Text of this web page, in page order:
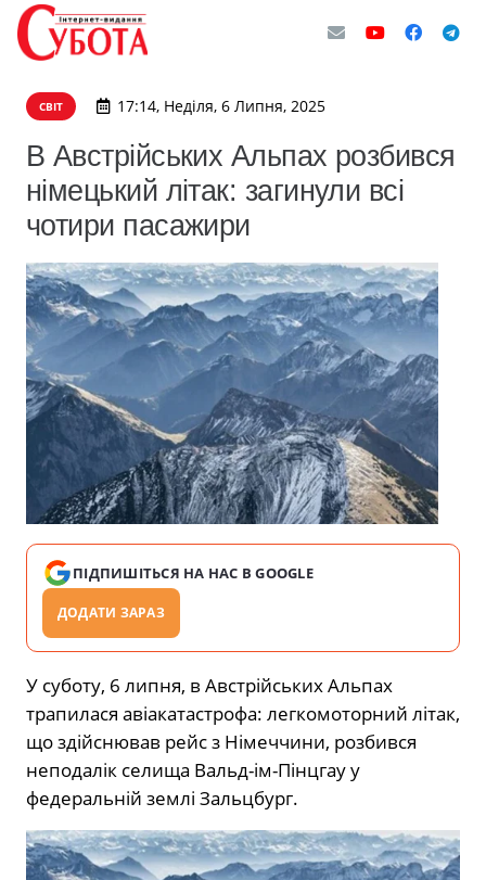
СВІТ 17:14, Неділя, 6 Липня, 2025
В Австрійських Альпах розбився
німецький літак: загинули всі
чотири пасажири
ПІДПИШІТЬСЯ НА НАС В GOOGLE
ДОДАТИ ЗАРАЗ
У суботу, 6 липня, в Австрійських Альпах
трапилася авіакатастрофа: легкомоторний літак,
що здійснював рейс з Німеччини, розбився
неподалік селища Вальд-ім-Пінцгау у
федеральній землі Зальцбург.